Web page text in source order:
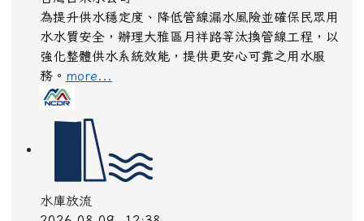
2026-08-09, 12:37
水利署訊新豐站已無警戒 (新竹縣竹北市)降雨已趨
緩， 但仍建請即時注意淹水通報及應變，低窪地區
及道路請特別注意防範積淹水